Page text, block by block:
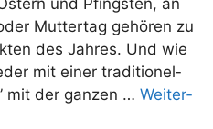
und Pfings­ten, an
Mut­ter­tag gehö­ren zu
des Jah­res. Und wie
mit einer tra­di­tio­nel­
mit der gan­zen … Wei­ter­